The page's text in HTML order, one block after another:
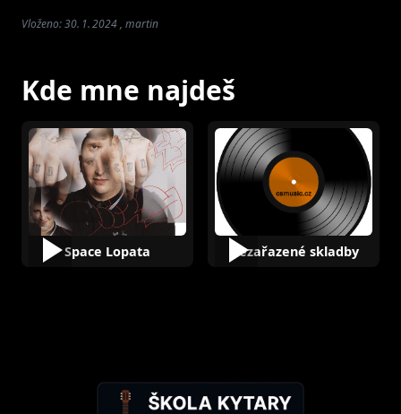
Vloženo: 30. 1. 2024 , martin
Kde mne najdeš
Space Lopata Nezařazené skladby